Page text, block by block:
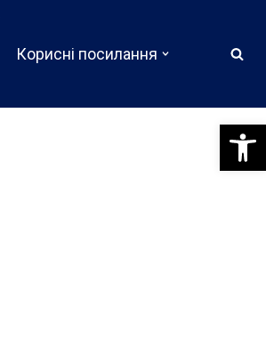
Корисні посилання